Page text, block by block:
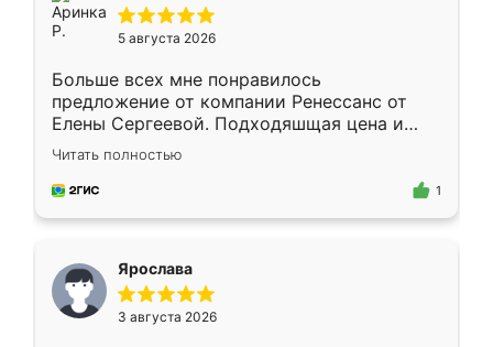
5 августа 2026
Больше всех мне понравилось
предложение от компании Ренессанс от
Елены Сергеевой. Подходяшщая цена и
короткие сроки изготовления. Приехавший
для замера сотрудник Владислав
предложил по моему эскизу самый
Читать полностью
1
Ярослава
3 августа 2026